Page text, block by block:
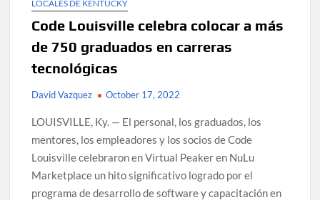
LOCALES DE KENTUCKY
Code Louisville celebra colocar a más
de 750 graduados en carreras
tecnológicas
David Vazquez October 17, 2022
LOUISVILLE, Ky. — El personal, los graduados, los
mentores, los empleadores y los socios de Code
Louisville celebraron en Virtual Peaker en NuLu
Marketplace un hito significativo logrado por el
programa de desarrollo de software y capacitación en